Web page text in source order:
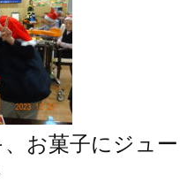
お菓子にジュー